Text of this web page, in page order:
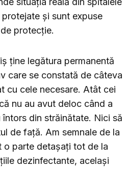
și sunt expuse
protecție.
ține legătura permanentă
care se constată de câteva
cu cele necesare. Atât cei
nu au avut deloc când a
din străinătate. Nici să
de față. Am semnale de la
o parte detașați tot de la
dezinfectante, același